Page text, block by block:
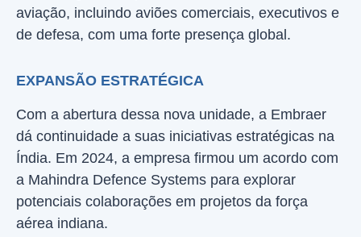
aviação, incluindo aviões comerciais, executivos e
de defesa, com uma forte presença global.
EXPANSÃO ESTRATÉGICA
Com a abertura dessa nova unidade, a Embraer
dá continuidade a suas iniciativas estratégicas na
Índia. Em 2024, a empresa firmou um acordo com
a Mahindra Defence Systems para explorar
potenciais colaborações em projetos da força
aérea indiana.